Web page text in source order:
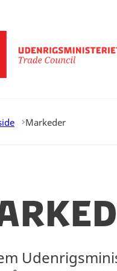
Markeder